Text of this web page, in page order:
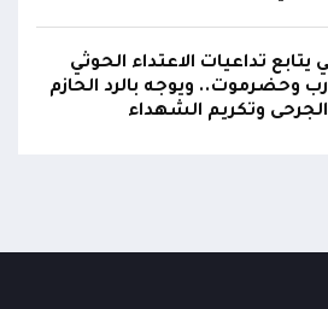
يتابع تداعيات الاعتداء الحوثي
وحضرموت.. ويوجه بالرد الحازم
الجرحى وتكريم الشهداء